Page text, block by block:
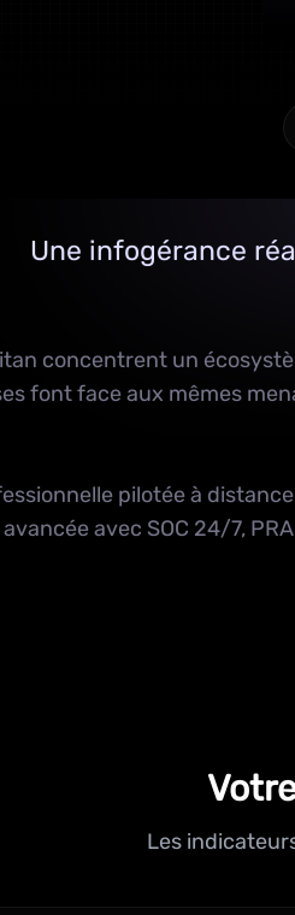
Une infogérance
concentrent un
font face aux mêmes
pilotée à
avancéeavec SOC 24/7,
Les